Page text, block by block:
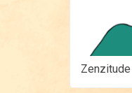
Zenzitude